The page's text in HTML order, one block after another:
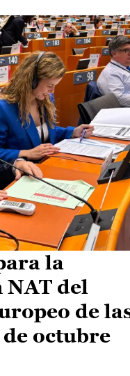
la
NAT del
de
de octubre